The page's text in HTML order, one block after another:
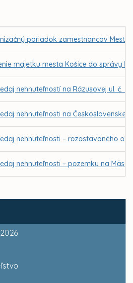
poriadok zamestnancov Mesta
majetku mesta Košice do správy
nehnuteľností na Rázusovej ul. č.
nehnuteľnosti na Československej
nehnuteľnosti – rozostavaného
nehnuteľnosti – pozemku na